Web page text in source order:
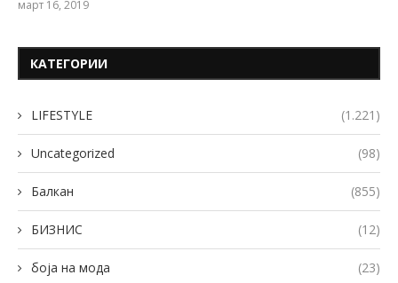
март 16, 2019
КАТЕГОРИИ
LIFESTYLE (1.221)
Uncategorized (98)
Балкан (855)
БИЗНИС (12)
боја на мода (23)